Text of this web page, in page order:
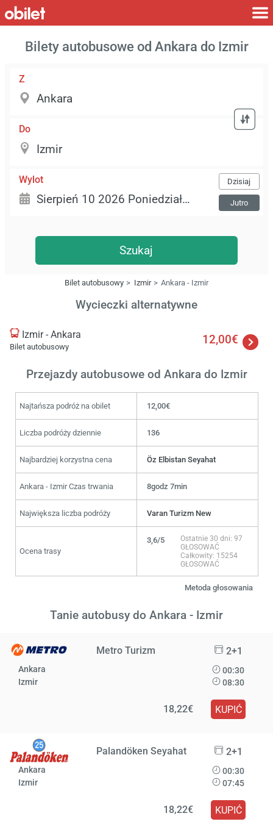
Bilety autobusowe od Ankara do Izmir
Z
Do
Wylot Dzisiaj
Jutro
Szukaj
Bilet autobusowy Izmir Ankara - Izmir
Wycieczki alternatywne
Izmir - Ankara
Bilet autobusowy
12,00€
Przejazdy autobusowe od Ankara do Izmir
Najtańsza podróż na obilet 12,00€
Liczba podróży dziennie 136
Najbardziej korzystna cena Öz Elbistan Seyahat
Ankara - Izmir Czas trwania 8godz 7min
Największa liczba podróży Varan Turizm New
Ocena trasy
3,6/5
Ostatnie 30 dni: 97
GŁOSOWAĆ
Całkowity: 15254
GŁOSOWAĆ
Metoda głosowania
Tanie autobusy do Ankara - Izmir
Metro Turizm 2+1
Ankara
Izmir
00:30
08:30
18,22€ KUPIĆ
Palandöken Seyahat 2+1
Ankara
Izmir
00:30
07:45
18,22€ KUPIĆ